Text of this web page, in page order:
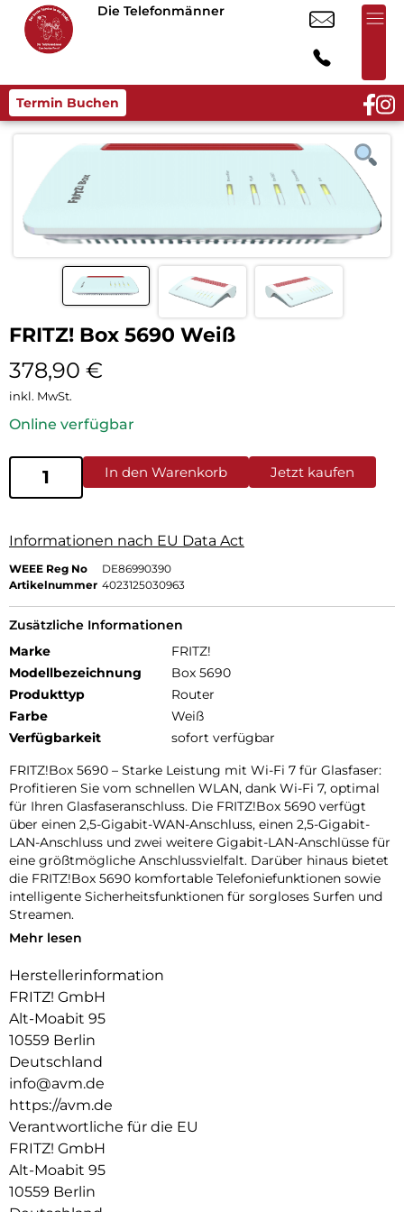
Die Telefonmänner
Termin Buchen
FRITZ! Box 5690 Weiß
378,90 €
inkl. MwSt.
Online verfügbar
In den Warenkorb Jetzt kaufen
Informationen nach EU Data Act
WEEE Reg No
DE86990390
Artikelnummer 4023125030963
Zusätzliche Informationen
Marke
FRITZ!
Modellbezeichnung
Box 5690
Produkttyp
Router
Farbe
Weiß
Verfügbarkeit
sofort verfügbar
FRITZ!Box 5690 – Starke Leistung mit Wi-Fi 7 für Glasfaser:
Profitieren Sie vom schnellen WLAN, dank Wi-Fi 7, optimal
für Ihren Glasfaseranschluss. Die FRITZ!Box 5690 verfügt
über einen 2,5-Gigabit-WAN-Anschluss, einen 2,5-Gigabit-
LAN-Anschluss und zwei weitere Gigabit-LAN-Anschlüsse für
eine größtmögliche Anschlussvielfalt. Darüber hinaus bietet
die FRITZ!Box 5690 komfortable Telefoniefunktionen sowie
intelligente Sicherheitsfunktionen für sorgloses Surfen und
Streamen.
Wi-Fi 7 – Die neue Generation WLAN mit Multi-Gigabit!:
noch stärkere Verbindungen für viele Geräte. Es ist daher
ideal für Echtzeitanwendungen wie Gaming, Virtual Reality
oder Videokonferenzen. Wi-Fi 7 ist perfekt in die FRITZ!-
Umgebung integriert – alle WLAN-Geräte arbeiten im WLAN
Mesh optimal zusammen und bieten Ihnen
Höchstgeschwindigkeit.
Die neueste WLAN-Generation hat einige Tricks gelernt, um
Ihr WLAN-Erlebnis zu perfektionieren: Multi-Link-Operation
Frequenzbändern gleichzeitig Daten zu senden und zu
empfangen. Mit dem Punctured Mode kann Ihr WLAN
Störungen umschiffen. Ihre FRITZ!Box kümmert sich ganz
Mehr lesen
Herstellerinformation
FRITZ! GmbH
Alt-Moabit 95
10559 Berlin
Deutschland
info@avm.de
https://avm.de
Verantwortliche für die EU
FRITZ! GmbH
Alt-Moabit 95
10559 Berlin